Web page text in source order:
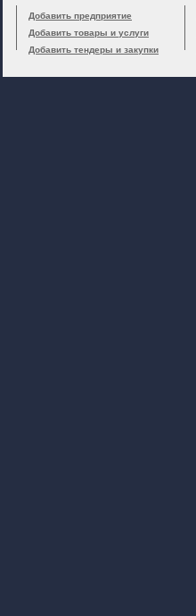
Добавить предприятие
Добавить товары и услуги
Добавить тендеры и закупки